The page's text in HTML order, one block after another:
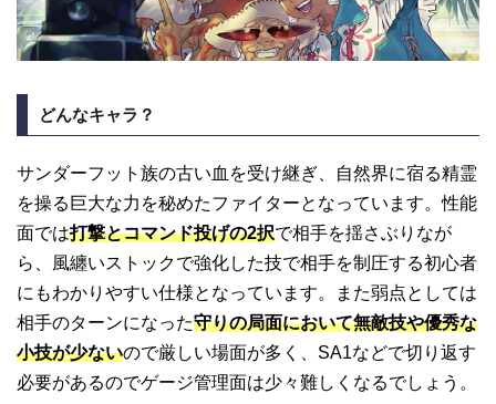
どんなキャラ？
サンダーフット族の古い血を受け継ぎ、自然界に宿る精霊
を操る巨大な力を秘めたファイターとなっています。性能
面では打撃とコマンド投げの2択で相手を揺さぶりなが
ら、風纏いストックで強化した技で相手を制圧する初心者
にもわかりやすい仕様となっています。また弱点としては
相手のターンになった守りの局面において無敵技や優秀な
小技が少ないので厳しい場面が多く、SA1などで切り返す
必要があるのでゲージ管理面は少々難しくなるでしょう。